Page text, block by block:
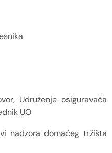
Udruženje osiguravača
UO
nadzora domaćeg tržišta